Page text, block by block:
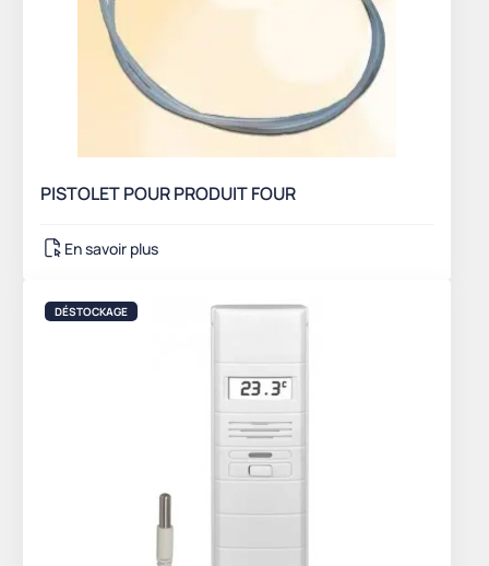
PISTOLET POUR PRODUIT FOUR
En savoir plus
DÉSTOCKAGE